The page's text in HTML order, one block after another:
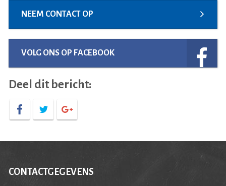
NEEM CONTACT OP
VOLG ONS OP FACEBOOK
Deel dit bericht:
CONTACTGEGEVENS